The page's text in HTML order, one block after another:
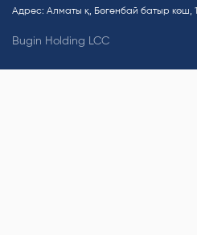
Адрес: Алматы қ, Бөгенбай батыр көш,
Bugin Holding LCC